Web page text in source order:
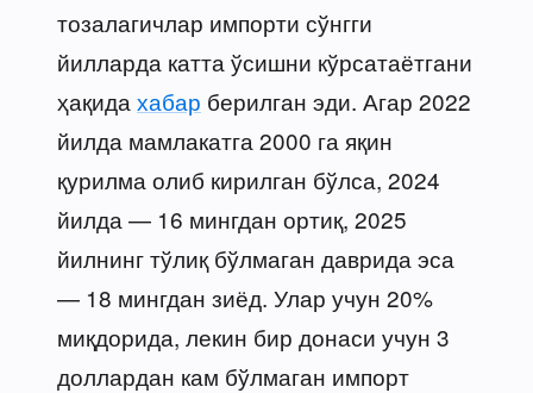
тозалагичлар импорти сўнгги
йилларда катта ўсишни кўрсатаётгани
ҳақида хабар берилган эди. Агар 2022
йилда мамлакатга 2000 га яқин
қурилма олиб кирилган бўлса, 2024
йилда — 16 мингдан ортиқ, 2025
йилнинг тўлиқ бўлмаган даврида эса
— 18 мингдан зиёд. Улар учун 20%
миқдорида, лекин бир донаси учун 3
доллардан кам бўлмаган импорт